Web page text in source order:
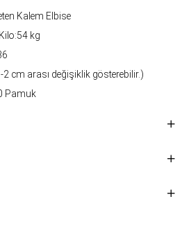
Kalem Elbise
kg
cm arası değişiklik gösterebilir.)
Pamuk